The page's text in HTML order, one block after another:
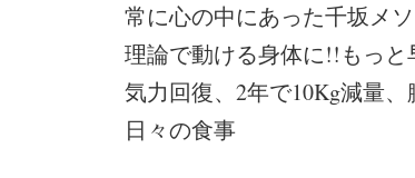
常に心の中にあった千坂メ
理論で動ける身体に!!もっと
気力回復、2年で10Kg減量
日々の食事